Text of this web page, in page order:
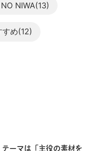
NIWA(13)
め(12)
テーマは「主役の素材を